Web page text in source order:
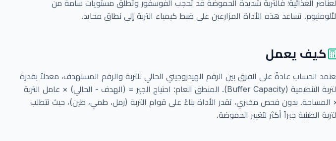
الغذائية؛ فالتربة شديدة الحموضة قد تحجب الفوسفور وتطلق مستويات سامة من
تساعد هذه الأداة المزارعين على ضبط كيمياء التربة إلى نطاق محايد.
كيف يعمل
الحساب عادةً على الفرق بين الرقم الهيدروجيني الحالي للتربة والرقم المستهدف، معدلاً بقدرة
التربة التنظيمية (Buffer Capacity). المنطق العام: احتياج الجير = (الهدف - الحالي) × عامل التربة
المساحة. بدون فحص مخبري، تقدر الأداة بناءً على قوام التربة (رمل، طمي، طين)، حيث تتطلب
الطينية جيراً أكثر لتغيير الحموضة.